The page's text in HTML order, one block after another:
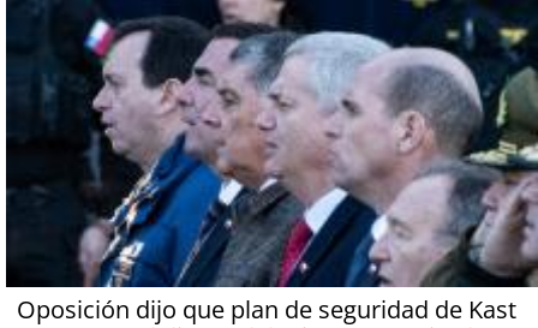
Oposición dijo que plan de seguridad de Kast